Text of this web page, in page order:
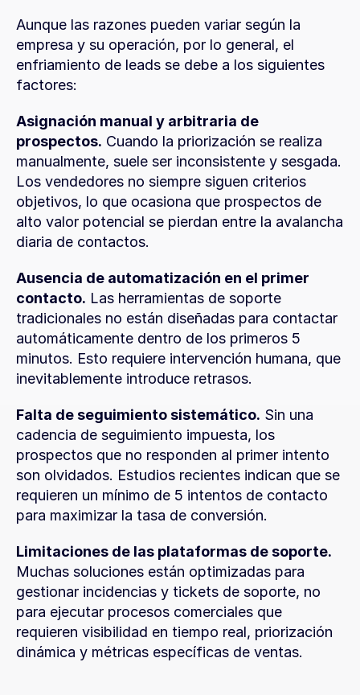
Aunque las razones pueden variar según la
empresa y su operación, por lo general, el
enfriamiento de leads se debe a los siguientes
factores:
Asignación manual y arbitraria de
prospectos. Cuando la priorización se realiza
manualmente, suele ser inconsistente y sesgada.
Los vendedores no siempre siguen criterios
objetivos, lo que ocasiona que prospectos de
alto valor potencial se pierdan entre la avalancha
diaria de contactos.
Ausencia de automatización en el primer
contacto. Las herramientas de soporte
tradicionales no están diseñadas para contactar
automáticamente dentro de los primeros 5
minutos. Esto requiere intervención humana, que
inevitablemente introduce retrasos.
Falta de seguimiento sistemático. Sin una
cadencia de seguimiento impuesta, los
prospectos que no responden al primer intento
son olvidados. Estudios recientes indican que se
requieren un mínimo de 5 intentos de contacto
para maximizar la tasa de conversión.
Limitaciones de las plataformas de soporte.
Muchas soluciones están optimizadas para
gestionar incidencias y tickets de soporte, no
para ejecutar procesos comerciales que
requieren visibilidad en tiempo real, priorización
dinámica y métricas específicas de ventas.